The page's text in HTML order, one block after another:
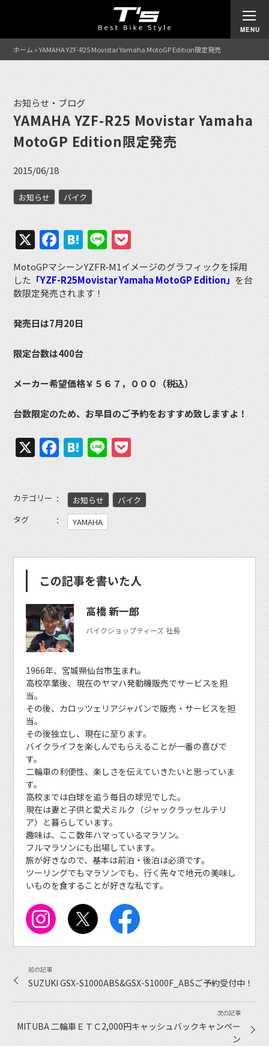
ホーム »YAMAHA YZF-R25 Movistar Yamaha MotoGP Edition限定発売
お知らせ・ブログ
YAMAHA YZF-R25 Movistar Yamaha
MotoGP Edition限定発売
2015/06/18
お知らせ バイク
X Facebook
Hatena
Line
MotoGPマシーンYZFR-M1イメージのグラフィックを採用
した 「YZF-R25Movistar Yamaha MotoGP Edition」 を台
数限定発売されます！
発売日は7月20日
限定台数は400台
メーカー希望価格￥５６７，０００（税込）
台数限定のため、お早目のご予約をおすすめ致しますよ！
X Facebook
Hatena
Line
カテゴリー お知らせ
バイク
タグ
YAMAHA
この記事を書いた人
高橋 新一郎
バイクショップティーズ 社長
1966年、宮城県仙台市生まれ。
高校卒業後、現在のヤマハ発動機販売でサービスを担
当。
その後、カロッツェリアジャパンで販売・サービスを担
当。
その後独立し、現在に至ります。
バイクライフを楽しんでもらえることが一番の喜びで
す。
二輪車の利便性、楽しさを伝えていきたいと思っていま
す。
高校までは白球を追う毎日の球児でした。
現在は妻と子供と愛犬ミルク（ジャックラッセルテリ
ア）と暮らしています。
趣味は、ここ数年ハマっているマラソン。
フルマラソンにも出場しています。
旅が好きなので、基本は前泊・後泊は必須です。
ツーリングでもマラソンでも、行く先々で地元の美味し
いものを食することが好きな私です。
SUZUKI GSX-S1000ABS&GSX-S1000F_ABSご予約受付中！
MITUBA 二輪車ＥＴＣ2,000円キャッシュバックキャンペー
ン